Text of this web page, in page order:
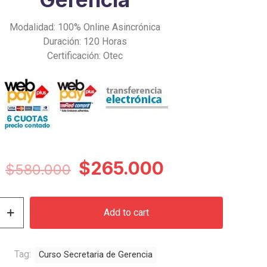
Modalidad: 100% Online Asincrónica
Duración: 120 Horas
Certificación: Otec
$580.000 Original
was:
$580.000.
$265.000
is:
Add to cart
Tag: Curso Secretaria de Gerencia